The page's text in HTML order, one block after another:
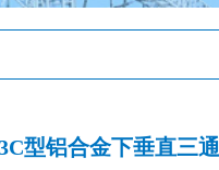
型铝合金下垂直三通